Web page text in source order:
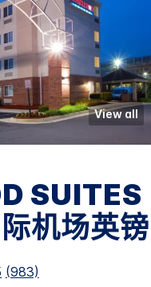
View all
SUITES
机场英镑
阅
(983)